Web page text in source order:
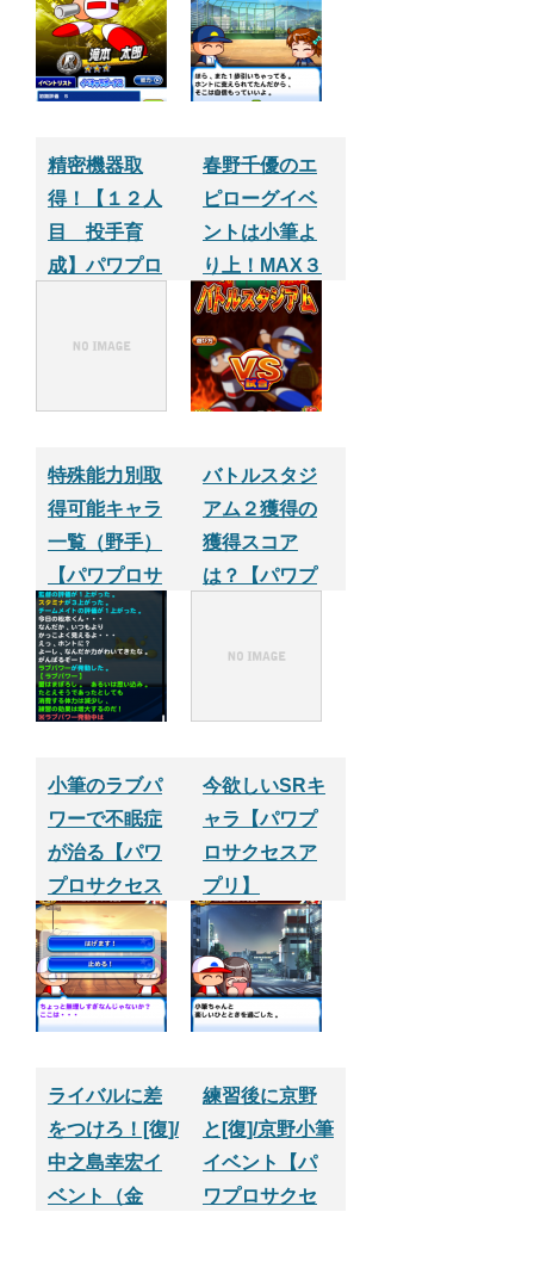
精密機器取
得！【１２人
目 投手育
成】パワプロ
春野千優のエ
ピローグイベ
ントは小筆よ
り上！MAX３
８０経験値も
らえる【パワ
プロサクセス
アプリ】
特殊能力別取
得可能キャラ
一覧（野手）
【パワプロサ
クセスアプ
リ】
バトルスタジ
アム２獲得の
獲得スコア
は？【パワプ
小筆のラブパ
ワーで不眠症
が治る【パワ
プロサクセス
アプリ】
今欲しいSRキ
ャラ【パワプ
ロサクセスア
プリ】
ライバルに差
をつけろ！[復]/
中之島幸宏イ
ベント（金
練習後に京野
と[復]/京野小筆
イベント【パ
ワプロサクセ